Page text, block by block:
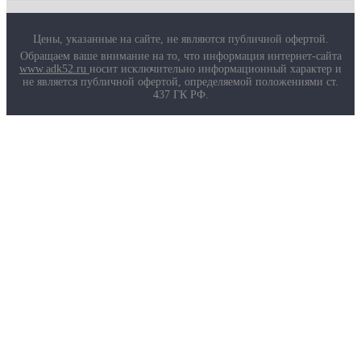
Цены, указанные на сайте, не являются публичной офертой.
Обращаем ваше внимание на то, что информация интернет-сайта
www.adk52.ru носит исключительно информационный характер и
не является публичной офертой, определяемой положениями ст.
437 ГК РФ.